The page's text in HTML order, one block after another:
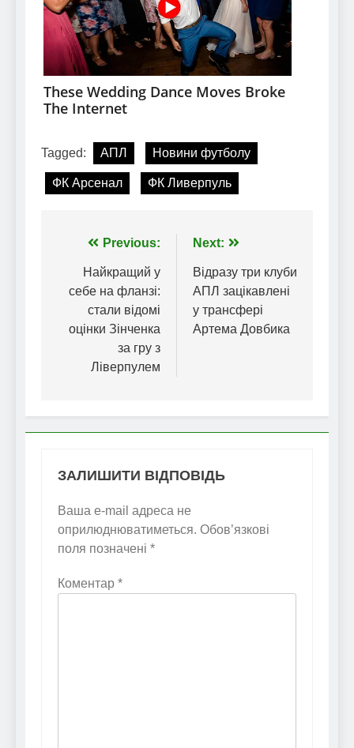
Tagged: АПЛ Новини футболу
ФК Арсенал ФК Ливерпуль
Навігація
записів
Previous:
Найкращий у
себе на фланзі:
стали відомі
оцінки Зінченка
за гру з
Ліверпулем
Next:
Відразу три клуби
АПЛ зацікавлені
у трансфері
Артема Довбика
ЗАЛИШИТИ ВІДПОВІДЬ
Ваша e-mail адреса не
оприлюднюватиметься. Обов’язкові
поля позначені *
Коментар *